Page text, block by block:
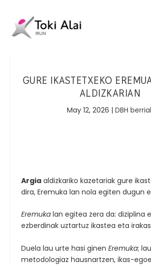
GURE IKASTETXEKO
ALDIZKARIAN
May 12, 2026 | DBH
Argiaaldizkariko kazetariak gure
dira, Eremuka lan nola egiten dugun
Eremukalan egitea zera da: diziplina
ezberdinak uztartuz ikastea eta
Duela lau urte hasi ginen Eremuka;
metodologiaz hausnartzen, ikas-